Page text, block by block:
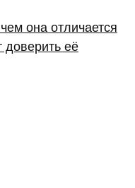
она отличается
доверить её